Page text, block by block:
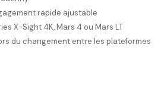
rapide ajustable
X-Sight 4K, Mars 4 ou Mars LT
du changement entre les plateformes